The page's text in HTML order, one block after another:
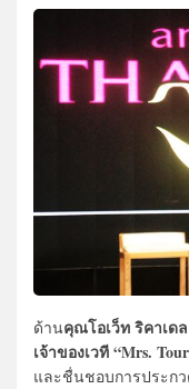
ด้านคุณโอเว็ท ริคาเด
เจ้าของเวที “Mrs.
และชื่นชอบการประก